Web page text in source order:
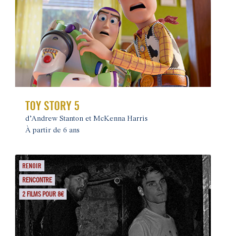
TOY STORY 5
d’Andrew Stanton et McKenna Harris
À partir de 6 ans
RENOIR
RENCONTRE
2 FILMS POUR 8€